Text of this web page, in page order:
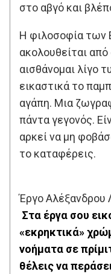
στο αβγό και
Η φιλοσοφία των
ακολουθείται
αισθάνομαι λίγο
εικαστικά το
αγάπη. Μια
πάντα γεγονός.
αρκεί να μη
το καταφέρεις.
Έργο Αλέξανδρου
Στα έργα σου
«εκρηκτικά»
νοήματα σε
θέλεις να